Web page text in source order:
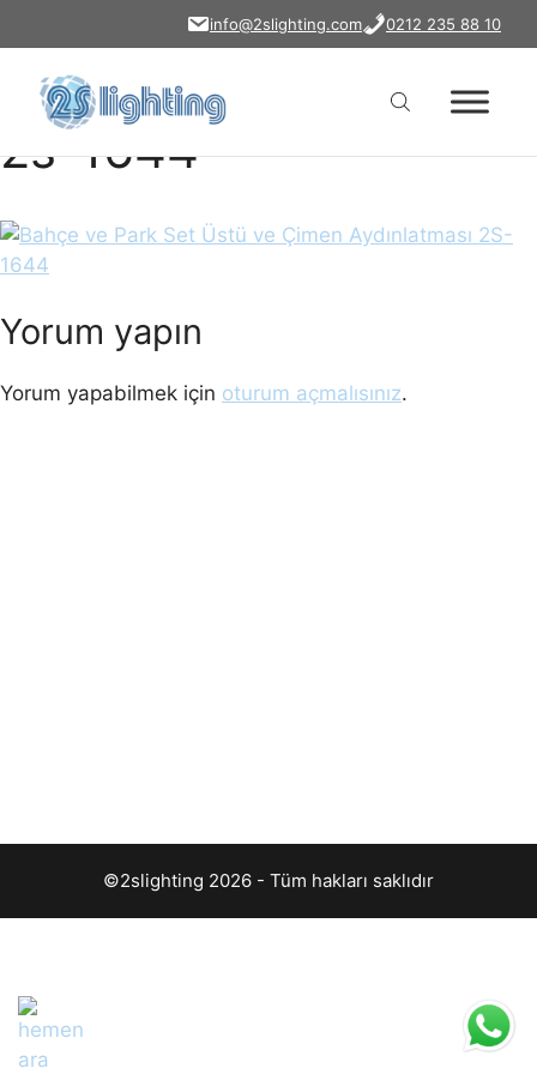
atla
info@2slighting.com 0212 235 88 10
bahce-park-set-ustu-
cimen-aydinlatmasi-
2s-1644
Yorum yapın
Yorum yapabilmek için oturum açmalısınız.
©2slighting 2026 - Tüm hakları saklıdır